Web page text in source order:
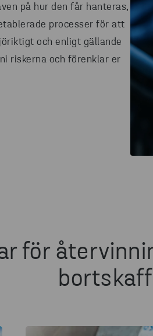
på hur den får hanteras,
processer för att
och enligt gällande
riskerna och förenklar er
för